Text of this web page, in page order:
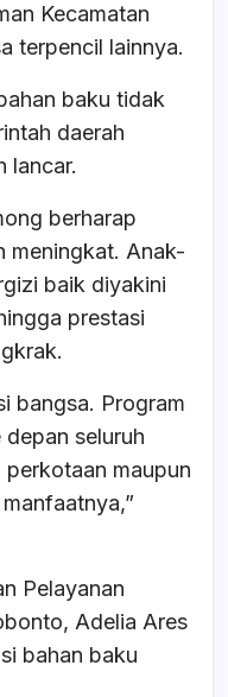
Kecamatan
terpencil lainnya.
baku tidak
daerah
lancar.
berharap
meningkat. Anak-
baik diyakini
prestasi
bangsa. Program
seluruh
maupun
Pelayanan
Adelia Ares
bahan baku